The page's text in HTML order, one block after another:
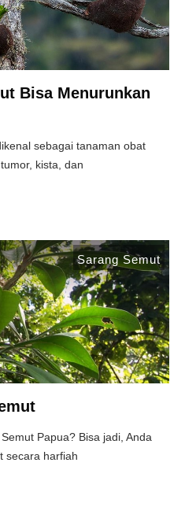
Bisa Menurunkan
sebagai tanaman obat
kista, dan
Sarang Semut
Papua? Bisa jadi, Anda
secara harfiah